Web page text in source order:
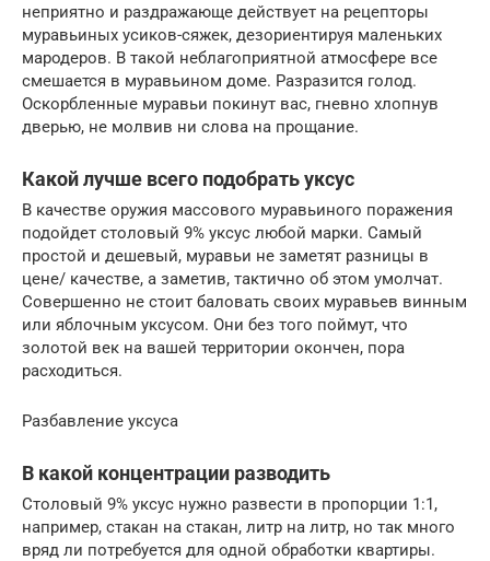
неприятно и раздражающе действует на рецепторы
муравьиных усиков-сяжек, дезориентируя маленьких
мародеров. В такой неблагоприятной атмосфере все
смешается в муравьином доме. Разразится голод.
Оскорбленные муравьи покинут вас, гневно хлопнув
дверью, не молвив ни слова на прощание.
Какой лучше всего подобрать уксус
В качестве оружия массового муравьиного поражения
подойдет столовый 9% уксус любой марки. Самый
простой и дешевый, муравьи не заметят разницы в
цене/ качестве, а заметив, тактично об этом умолчат.
Совершенно не стоит баловать своих муравьев винным
или яблочным уксусом. Они без того поймут, что
золотой век на вашей территории окончен, пора
расходиться.
Разбавление уксуса
В какой концентрации разводить
Столовый 9% уксус нужно развести в пропорции 1:1,
например, стакан на стакан, литр на литр, но так много
вряд ли потребуется для одной обработки квартиры.